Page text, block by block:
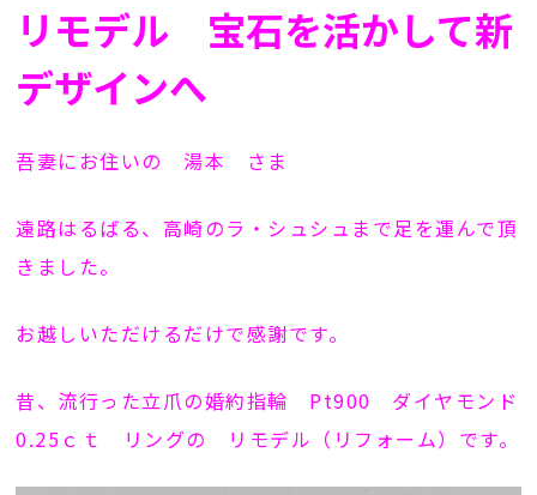
リモデル 宝石を活かして新
デザインへ
吾妻にお住いの 湯本 さま
遠路はるばる、高崎のラ・シュシュまで足を運んで頂
きました。
お越しいただけるだけで感謝です。
昔、流行った立爪の婚約指輪 Pt900 ダイヤモンド
0.25ｃｔ リングの リモデル（リフォーム）です。